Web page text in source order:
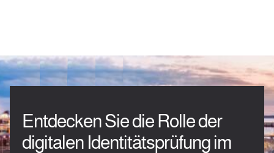
Entdecken Sie die Rolle der
digitalen Identitätsprüfung im